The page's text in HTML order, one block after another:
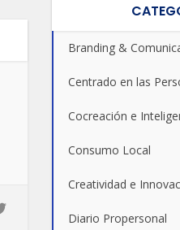
Branding &
Centrado en las
Cocreación e
Consumo Local
Creatividad e
Diario Propersonal